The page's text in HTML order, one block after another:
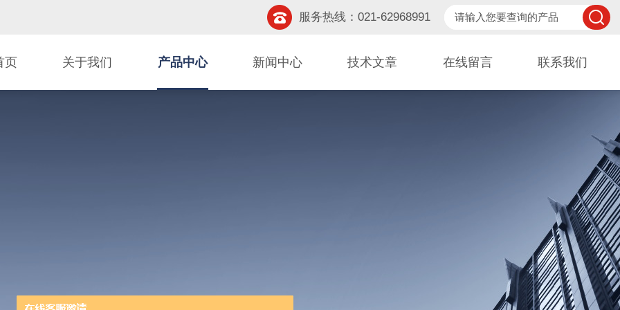
服务热线：021-62968991
页 关于我们 产品中心 新闻中心 技术文章 在线留言 联系我们